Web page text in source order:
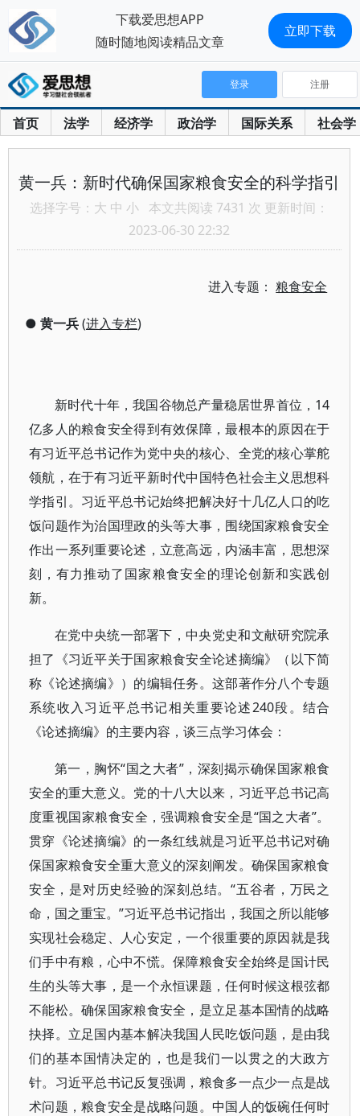
首页 法学 经济学 政治学 国际关系 社会学
登录 注册
黄一兵：新时代确保国家粮食安全的科学指引
选择字号： 大 中 小 本文共阅读 7431 次 更新时间：
2023-06-30 22:32
进入专题：粮食安全
● 黄一兵(进入专栏)
新时代十年，我国谷物总产量稳居世界首位，14
亿多人的粮食安全得到有效保障，最根本的原因在于
有习近平总书记作为党中央的核心、全党的核心掌舵
领航，在于有习近平新时代中国特色社会主义思想科
学指引。习近平总书记始终把解决好十几亿人口的吃
饭问题作为治国理政的头等大事，围绕国家粮食安全
作出一系列重要论述，立意高远，内涵丰富，思想深
刻，有力推动了国家粮食安全的理论创新和实践创
新。
在党中央统一部署下，中央党史和文献研究院承
担了《习近平关于国家粮食安全论述摘编》（以下简
称《论述摘编》）的编辑任务。这部著作分八个专题
系统收入习近平总书记相关重要论述240段。结合
《论述摘编》的主要内容，谈三点学习体会：
第一，胸怀“国之大者”，深刻揭示确保国家粮食
安全的重大意义。党的十八大以来，习近平总书记高
度重视国家粮食安全，强调粮食安全是“国之大者”。
贯穿《论述摘编》的一条红线就是习近平总书记对确
保国家粮食安全重大意义的深刻阐发。确保国家粮食
安全，是对历史经验的深刻总结。“五谷者，万民之
命，国之重宝。”习近平总书记指出，我国之所以能够
实现社会稳定、人心安定，一个很重要的原因就是我
们手中有粮，心中不慌。保障粮食安全始终是国计民
生的头等大事，是一个永恒课题，任何时候这根弦都
不能松。确保国家粮食安全，是立足基本国情的战略
抉择。立足国内基本解决我国人民吃饭问题，是由我
们的基本国情决定的，也是我们一以贯之的大政方
针。习近平总书记反复强调，粮食多一点少一点是战
术问题，粮食安全是战略问题。中国人的饭碗任何时
下载爱思想APP
随时随地阅读精品文章
立即下载